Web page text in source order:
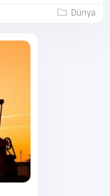
Dünya